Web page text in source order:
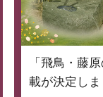
「飛鳥・藤
載が決定しま